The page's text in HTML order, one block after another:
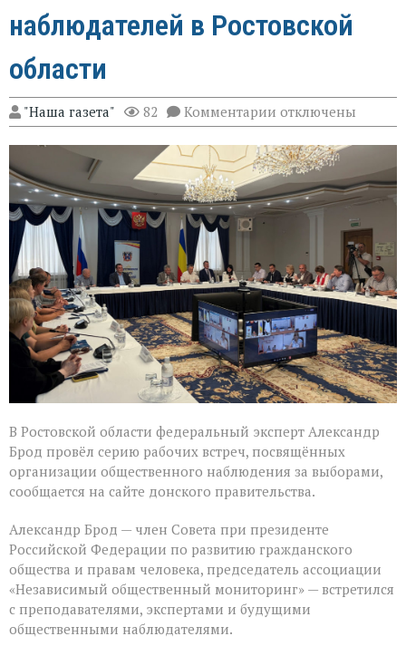
наблюдателей в Ростовской
области
"Наша газета" 82 Комментарии к
записи
Эксперт
Александр
Брод
высоко
оценил
подготовку
наблюдателей
Ростовской
области
отключены
В Ростовской области федеральный эксперт Александр
Брод провёл серию рабочих встреч, посвящённых
организации общественного наблюдения за выборами,
сообщается на сайте донского правительства.
Александр Брод — член Совета при президенте
Российской Федерации по развитию гражданского
общества и правам человека, председатель ассоциации
«Независимый общественный мониторинг» — встретился
с преподавателями, экспертами и будущими
общественными наблюдателями.